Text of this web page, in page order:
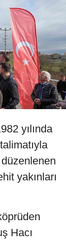
yılında
yakınları
Hacı